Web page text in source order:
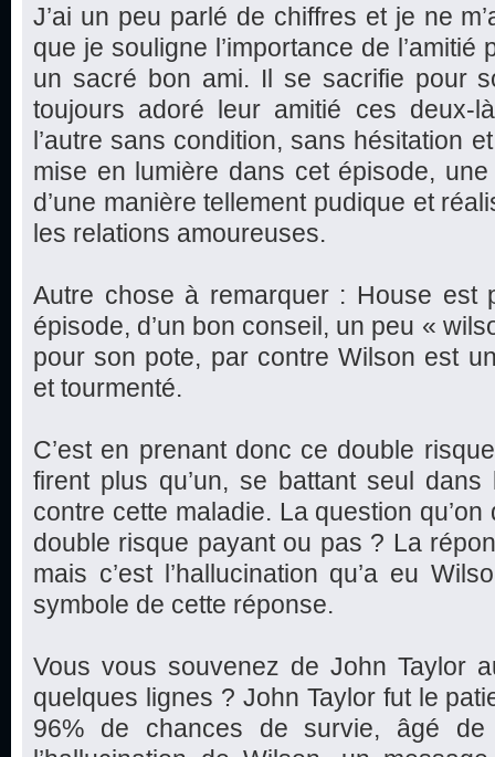
J’ai un peu parlé de chiffres et je ne
que je souligne l’importance de l’amitié
un sacré bon ami. Il se sacrifie pour
toujours adoré leur amitié ces deux-
l’autre sans condition, sans hésitation
mise en lumière dans cet épisode,
d’une manière tellement pudique et
les relations amoureuses.
Autre chose à remarquer : House est
épisode, d’un bon conseil, un peu «
pour son pote, par contre Wilson est
et tourmenté.
C’est en prenant donc ce double
firent plus qu’un, se battant seul
contre cette maladie. La question
double risque payant ou pas ? La
mais c’est l’hallucination qu’a eu
symbole de cette réponse.
Vous vous souvenez de John Taylor
quelques lignes ? John Taylor fut le
96% de chances de survie, âgé